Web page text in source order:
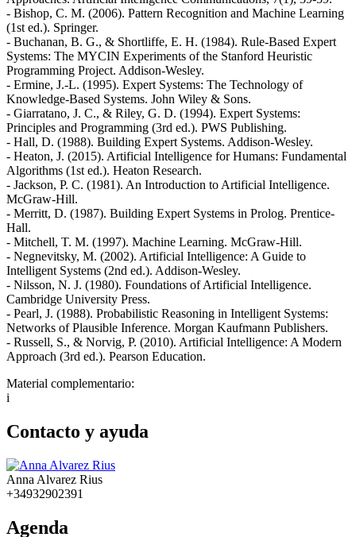
- Bishop, C. M. (2006). Pattern Recognition and Machine Learning
(1st ed.). Springer.
- Buchanan, B. G., & Shortliffe, E. H. (1984). Rule-Based Expert
Systems: The MYCIN Experiments of the Stanford Heuristic
Programming Project. Addison-Wesley.
- Ermine, J.-L. (1995). Expert Systems: The Technology of
Knowledge-Based Systems. John Wiley & Sons.
- Giarratano, J. C., & Riley, G. D. (1994). Expert Systems:
Principles and Programming (3rd ed.). PWS Publishing.
- Hall, D. (1988). Building Expert Systems. Addison-Wesley.
- Heaton, J. (2015). Artificial Intelligence for Humans: Fundamental
Algorithms (1st ed.). Heaton Research.
- Jackson, P. C. (1981). An Introduction to Artificial Intelligence.
McGraw-Hill.
- Merritt, D. (1987). Building Expert Systems in Prolog. Prentice-
Hall.
- Mitchell, T. M. (1997). Machine Learning. McGraw-Hill.
- Negnevitsky, M. (2002). Artificial Intelligence: A Guide to
Intelligent Systems (2nd ed.). Addison-Wesley.
- Nilsson, N. J. (1980). Foundations of Artificial Intelligence.
Cambridge University Press.
- Pearl, J. (1988). Probabilistic Reasoning in Intelligent Systems:
Networks of Plausible Inference. Morgan Kaufmann Publishers.
- Russell, S., & Norvig, P. (2010). Artificial Intelligence: A Modern
Approach (3rd ed.). Pearson Education.
Material complementario:
i
Contacto y ayuda
Anna Alvarez Rius
+34932902391
Agenda